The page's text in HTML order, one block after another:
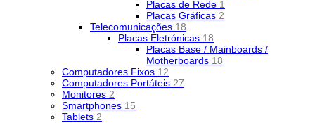
Placas de Rede 1
Placas Gráficas 2
Telecomunicações 18
Placas Eletrónicas 18
Placas Base / Mainboards /
Motherboards 18
Computadores Fixos 12
Computadores Portáteis 27
Monitores 2
Smartphones 15
Tablets 2